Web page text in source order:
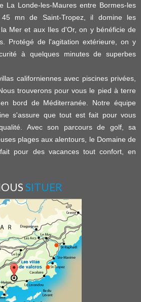
La Londe-les-Maures entre Bormes-les
mn de Saint-Tropez, il domine les
Mer et aux Iles d'Or, on y bénéficie de
Protégé de l'agitation extérieure, on y
à quelques minutes de superbes
californiennes avec piscines privées,
trouverons pour vous le pied à terre
bord de Méditerranée. Notre équipe
s'assure que tout est fait pour vous
Avec son parcours de golf, sa
plages aux alentours, le Domaine de
pour des vacances tout confort, en
SITUER